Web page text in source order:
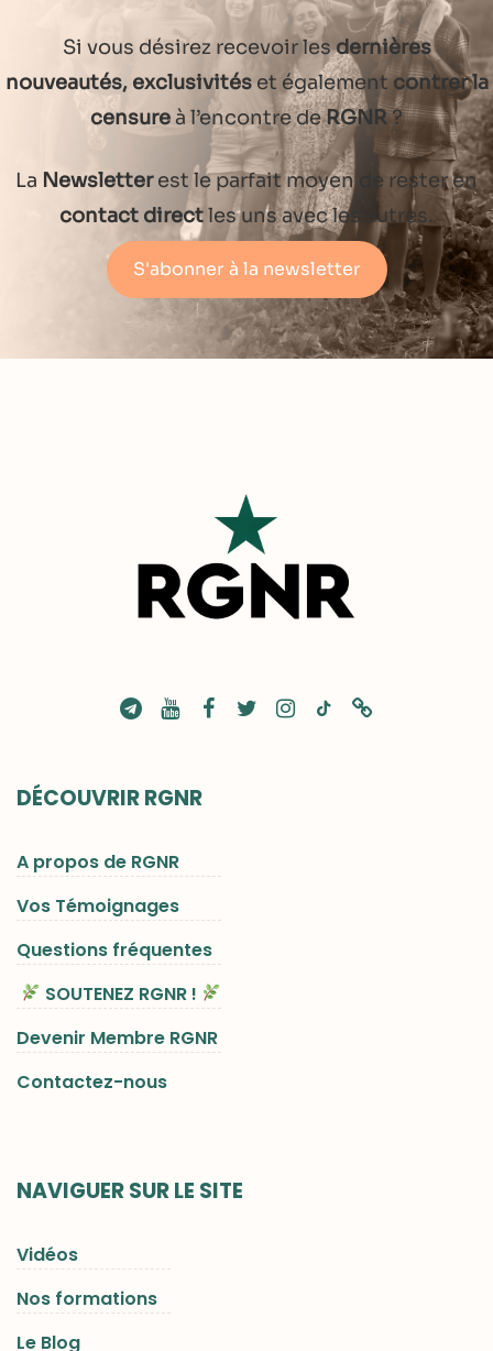
Si vous désirez recevoir lesdernières
nouveautés, exclusivitéset égalementcontrer la
censureà l’encontre deRGNR?
La Newsletterest le parfait moyen de rester en
contact directles uns avec les autres.
S'abonner à la newsletter
DÉCOUVRIR RGNR
A propos de RGNR
Vos Témoignages
Questions fréquentes
SOUTENEZ RGNR !
Devenir Membre RGNR
Contactez-nous
NAVIGUER SUR LE SITE
Vidéos
Nos formations
Le Blog